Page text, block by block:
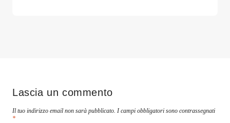
Lascia un commento
Il tuo indirizzo email non sarà pubblicato. I campi obbligatori sono contrassegnati
*